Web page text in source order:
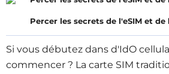
Percer les secrets de l'eSIM et
Si vous débutez dans d'IdO
commencer ? La carte SIM